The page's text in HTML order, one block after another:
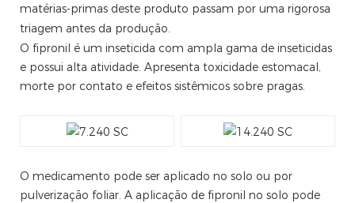
matérias-primas deste produto passam por uma rigorosa
triagem antes da produção.
O fipronil é um inseticida com ampla gama de inseticidas
e possui alta atividade. Apresenta toxicidade estomacal,
morte por contato e efeitos sistêmicos sobre pragas.
O medicamento pode ser aplicado no solo ou por
pulverização foliar. A aplicação de fipronil no solo pode